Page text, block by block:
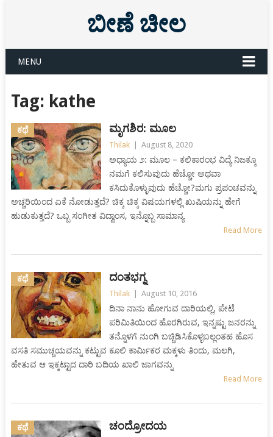
ಬೀಣೆ ಚೀಲ
MENU
Tag: kathe
ಕಥೆ ಮೃಗಶಿರ: ಮೂಲ
Thilak August 8, 2020
ಅಧ್ಯಾಯ ೨: ಮೂಲ – ಕಲಿಕಾರಂಭ ವಿದ್ಯೆ ನಿಜಕ್ಕೂ
ನಮಗೆ ಕಲಿಸುವುದು ಹೆಚ್ಚೋ ಅಥವಾ
ಕಸಿದುಕೊಳ್ಳುವುದು ಹೆಚ್ಚೋ?ಮಗು ಪ್ರಪಂಚವನ್ನು
ಅಚ್ಚರಿಯಿಂದ ಏಕೆ ನೋಡುತ್ತದೆ? ಚಿಕ್ಕ ಚಿಕ್ಕ ವಿಷಯಗಳಲ್ಲಿ ಖುಷಿಯನ್ನು ಹೇಗೆ
ಹುಡುಕುತ್ತದೆ? ಒಬ್ಬ ಸಂಗೀತ ವಿದ್ವಾಂಸ, ಇನ್ನೊಬ್ಬ ಸಾಮಾನ್ಯ
Read More
ಕಥೆ ದಂತಭಗ್ನ
Thilak August 10, 2016
ದಿನಾ ನಾನು ಹೋಗುವ ದಾರಿಯಲ್ಲಿ, ಪೇಟೆ
ಪರಿಮಿತಿಯಿಂದ ಹೊರಗಿರುವ, ಇನ್ನಷ್ಟು ಜನರನ್ನು
ತನ್ನೊಳಗೆ ನುಂಗಿ ಬಚ್ಚಿಡಿಸಿಕೊಳ್ಳಬಲ್ಲಂತಹ ಹೊಸ
ವಸತಿ ಸಮುಚ್ಚಯವನ್ನು ಕಟ್ಟುವ ಕೂಲಿ ಕಾರ್ಮಿಕರ ಮಕ್ಕಳು ತಿಂದು, ಮಲಗಿ,
ಹೇತುವ ಆ ಇಕ್ಕಟ್ಟಾದ ದಾರಿ ಬದಿಯ ಖಾಲಿ ಜಾಗವನ್ನು
Read More
ಕಥೆ ಚಂದ್ರೋದಯ